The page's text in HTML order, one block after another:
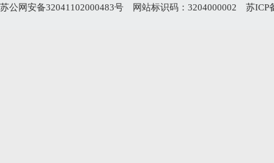
苏公网安备32041102000483号 网站标识码：3204000002 苏ICP